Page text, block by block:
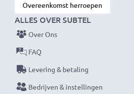
levering & 3 jaar garantie!
Overeenkomst herroepen
ALLES OVER SUBTEL
Over Ons
FAQ
Levering & betaling
Bedrijven & instellingen